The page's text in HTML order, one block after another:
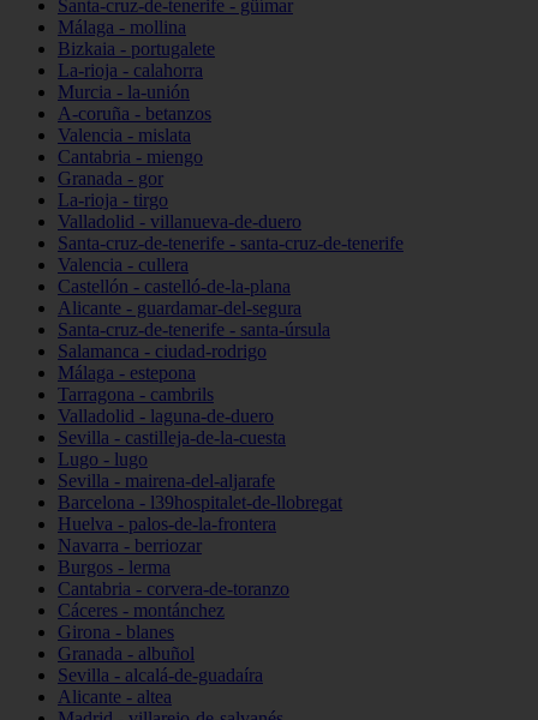
Santa-cruz-de-tenerife - güímar
Málaga - mollina
Bizkaia - portugalete
La-rioja - calahorra
Murcia - la-unión
A-coruña - betanzos
Valencia - mislata
Cantabria - miengo
Granada - gor
La-rioja - tirgo
Valladolid - villanueva-de-duero
Santa-cruz-de-tenerife - santa-cruz-de-tenerife
Valencia - cullera
Castellón - castelló-de-la-plana
Alicante - guardamar-del-segura
Santa-cruz-de-tenerife - santa-úrsula
Salamanca - ciudad-rodrigo
Málaga - estepona
Tarragona - cambrils
Valladolid - laguna-de-duero
Sevilla - castilleja-de-la-cuesta
Lugo - lugo
Sevilla - mairena-del-aljarafe
Barcelona - l39hospitalet-de-llobregat
Huelva - palos-de-la-frontera
Navarra - berriozar
Burgos - lerma
Cantabria - corvera-de-toranzo
Cáceres - montánchez
Girona - blanes
Granada - albuñol
Sevilla - alcalá-de-guadaíra
Alicante - altea